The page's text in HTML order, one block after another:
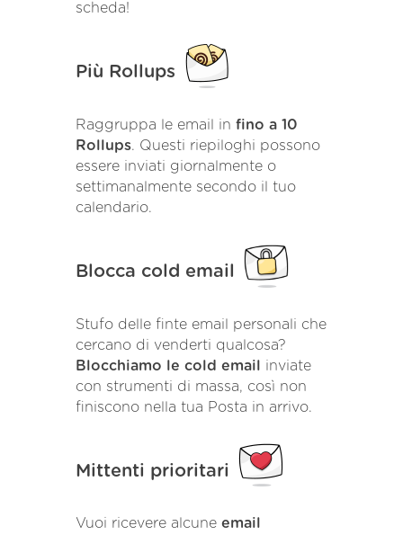
scheda!
Più Rollups
Raggruppa le email in fino a 10
Rollups. Questi riepiloghi possono
essere inviati giornalmente o
settimanalmente secondo il tuo
calendario.
Blocca cold email
Stufo delle finte email personali che
cercano di venderti qualcosa?
Blocchiamo le cold email inviate
con strumenti di massa, così non
finiscono nella tua Posta in arrivo.
Mittenti prioritari
Vuoi ricevere alcune email